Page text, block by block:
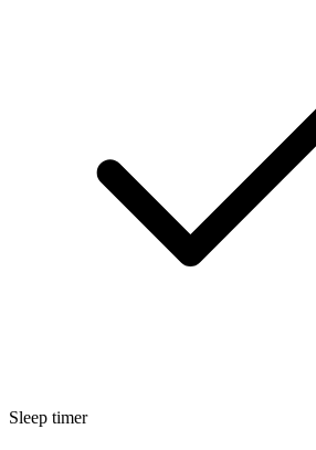
Sleep timer